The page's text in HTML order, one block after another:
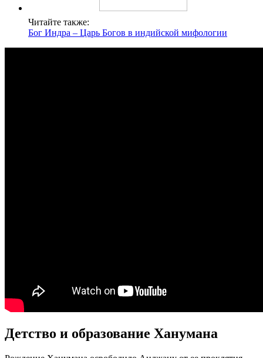
Читайте также:
Бог Индра – Царь Богов в индийской мифологии
Детство и образование Ханумана